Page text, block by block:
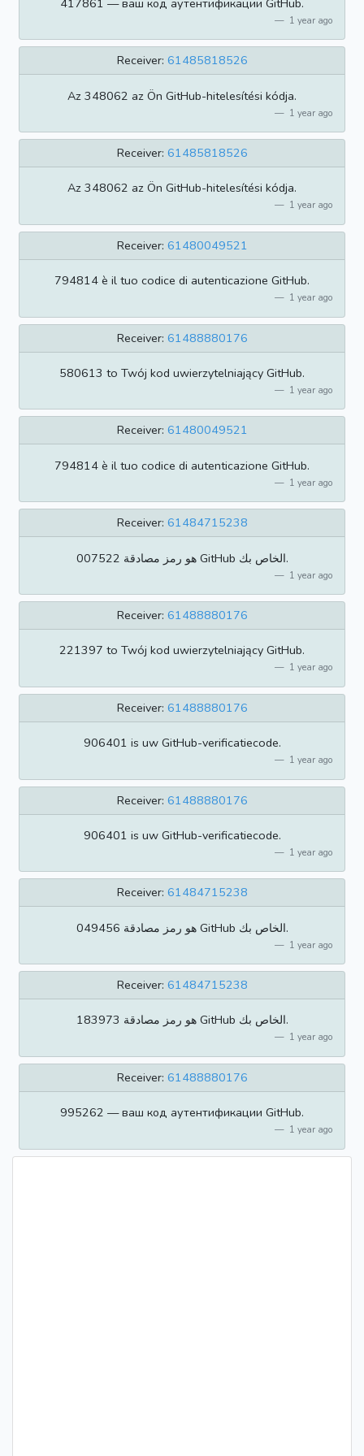
1 year ago
Receiver: 61485818526
Az 348062 az Ön GitHub-hitelesítési kódja.
1 year ago
Receiver: 61485818526
Az 348062 az Ön GitHub-hitelesítési kódja.
1 year ago
Receiver: 61480049521
794814 è il tuo codice di autenticazione GitHub.
1 year ago
Receiver: 61488880176
580613 to Twój kod uwierzytelniający GitHub.
1 year ago
Receiver: 61480049521
794814 è il tuo codice di autenticazione GitHub.
1 year ago
Receiver: 61484715238
007522 هو رمز مصادقة GitHub الخاص بك.
1 year ago
Receiver: 61488880176
221397 to Twój kod uwierzytelniający GitHub.
1 year ago
Receiver: 61488880176
906401 is uw GitHub-verificatiecode.
1 year ago
Receiver: 61488880176
906401 is uw GitHub-verificatiecode.
1 year ago
Receiver: 61484715238
049456 هو رمز مصادقة GitHub الخاص بك.
1 year ago
Receiver: 61484715238
183973 هو رمز مصادقة GitHub الخاص بك.
1 year ago
Receiver: 61488880176
995262 — ваш код аутентификации GitHub.
1 year ago